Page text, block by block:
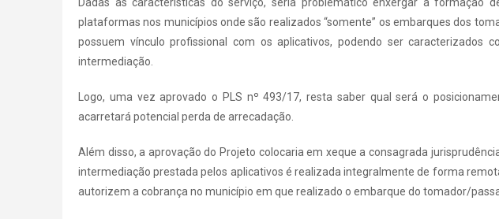
plataformas nos municípios onde são realizados “somente” os embarques dos
possuem vínculo profissional com os aplicativos, podendo ser caracterizados
intermediação.
Logo, uma vez aprovado o PLS nº 493/17, resta saber qual será o
acarretará potencial perda de arrecadação.
Além disso, a aprovação do Projeto colocaria em xeque a consagrada
intermediação prestada pelos aplicativos é realizada integralmente de forma
autorizem a cobrança no município em que realizado o embarque do tomador/